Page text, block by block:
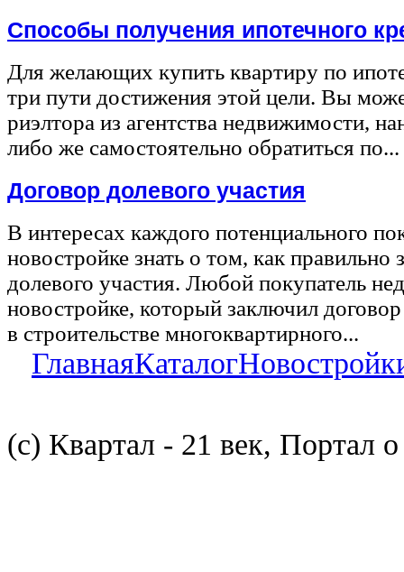
Способы получения ипотечного
Для желающих купить квартиру по
три пути достижения этой цели. Вы
риэлтора из агентства недвижимости,
либо же самостоятельно обратиться по...
Договор долевого участия
В интересах каждого потенциального
новостройке знать о том, как правильно
долевого участия. Любой покупатель
новостройке, который заключил
в строительстве многоквартирного...
ГлавнаяКаталог
(с) Квартал - 21 век, Портал